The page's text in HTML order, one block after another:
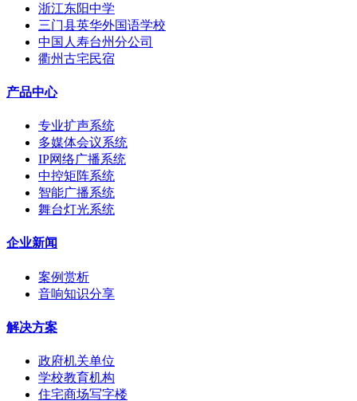
浙江东阳中学
三门县英华外国语学校
中国人寿台州分公司
衢州古宅民宿
产品中心
专业扩声系统
多媒体会议系统
IP网络广播系统
中控矩阵系统
智能广播系统
舞台灯光系统
企业新闻
案例赏析
音响知识分享
解决方案
政府机关单位
学校教育机构
住宅商场写字楼